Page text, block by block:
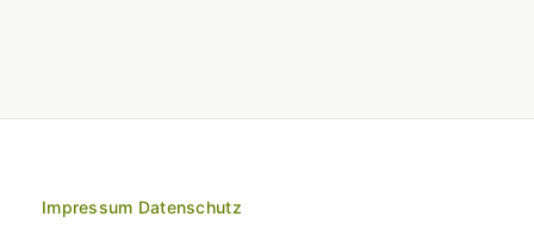
Impressum Datenschutz